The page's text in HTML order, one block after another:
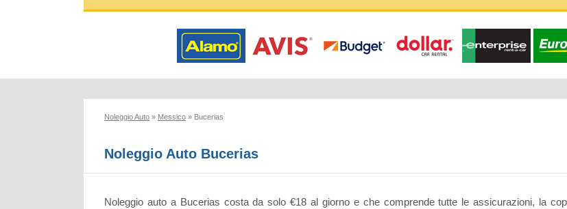
Noleggio Auto » Messico » Bucerias
Noleggio Auto Bucerias
Noleggio auto a Bucerias costa da solo €18 al giorno e che comprende tutte le assicurazioni, la